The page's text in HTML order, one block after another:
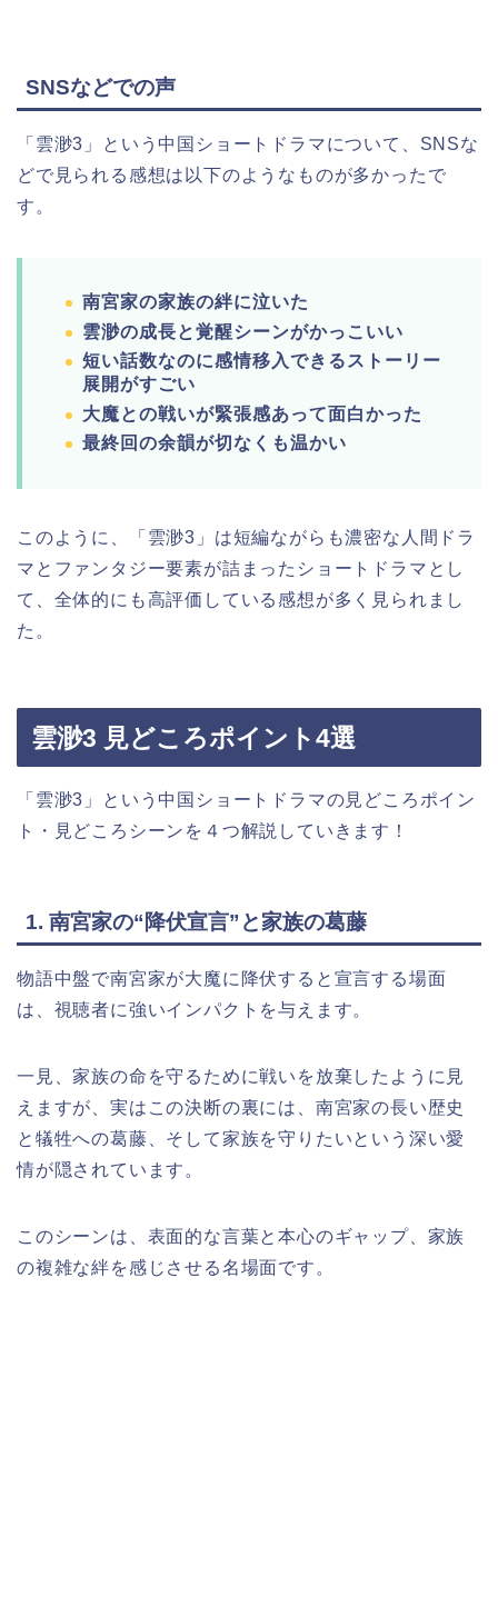
SNSなどでの声
「雲渺3」という中国ショートドラマについて、SNSな
どで見られる感想は以下のようなものが多かったで
す。
南宮家の家族の絆に泣いた
雲渺の成長と覚醒シーンがかっこいい
短い話数なのに感情移入できるストーリー
展開がすごい
大魔との戦いが緊張感あって面白かった
最終回の余韻が切なくも温かい
このように、「雲渺3」は短編ながらも濃密な人間ドラ
マとファンタジー要素が詰まったショートドラマとし
て、全体的にも高評価している感想が多く見られまし
た。
雲渺3 見どころポイント4選
「雲渺3」という中国ショートドラマの見どころポイン
ト・見どころシーンを４つ解説していきます！
1. 南宮家の“降伏宣言”と家族の葛藤
物語中盤で南宮家が大魔に降伏すると宣言する場面
は、視聴者に強いインパクトを与えます。
一見、家族の命を守るために戦いを放棄したように見
えますが、実はこの決断の裏には、南宮家の長い歴史
と犠牲への葛藤、そして家族を守りたいという深い愛
情が隠されています。
このシーンは、表面的な言葉と本心のギャップ、家族
の複雑な絆を感じさせる名場面です。